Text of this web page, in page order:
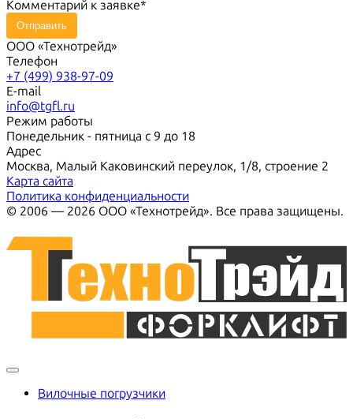
Комментарий к заявке
Отправить
ООО «Технотрейд»
Телефон
+7 (499) 938-97-09
E-mail
info@tgfl.ru
Режим работы
Понедельник - пятница с 9 до 18
Адрес
Москва, Малый Каковинский переулок, 1/8, строение 2
Карта сайта
Политика конфиденциальности
© 2006 — 2026 ООО «Технотрейд». Все права защищены.
Вилочные погрузчики